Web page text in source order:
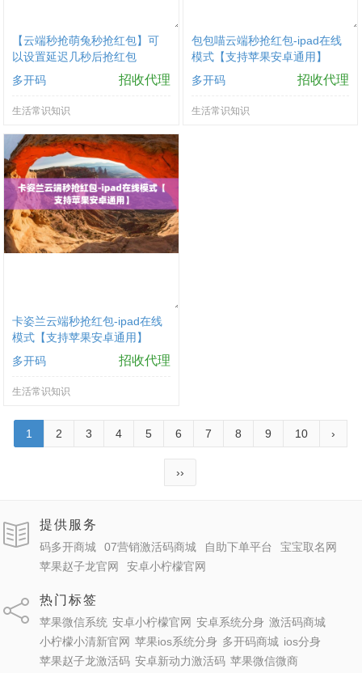
【云端秒抢萌兔秒抢红包】可
以设置延迟几秒后抢红包
多开码
招收代理
生活常识知识
包包喵云端秒抢红包-ipad在线
模式【支持苹果安卓通用】
多开码
招收代理
生活常识知识
卡姿兰云端秒抢红包-ipad在线
模式【支持苹果安卓通用】
多开码
招收代理
生活常识知识
1 2 3 4 5 6 7 8 9 10 ›
››
提供服务
码多开商城 07营销激活码商城 自助下单平台
宝宝取名网
苹果赵子龙官网
安卓小柠檬官网
热门标签
苹果微信系统 安卓小柠檬官网 安卓系统分身 激活码商城
小柠檬小清新官网 苹果ios系统分身 多开码商城 ios分身
苹果赵子龙激活码 安卓新动力激活码 苹果微信微商